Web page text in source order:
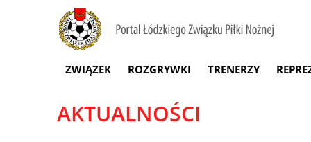
ZWIĄZEK ROZGRYWKI TRENERZY
AKTUALNOŚCI